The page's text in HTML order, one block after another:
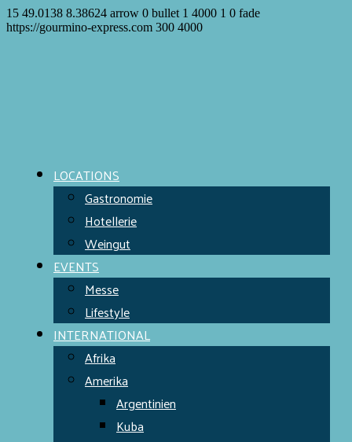
15 49.0138 8.38624 arrow 0 bullet 1 4000 1 0 fade
https://gourmino-express.com 300 4000
LOCATIONS
Gastronomie
Hotellerie
Weingut
EVENTS
Messe
Lifestyle
INTERNATIONAL
Afrika
Amerika
Argentinien
Kuba